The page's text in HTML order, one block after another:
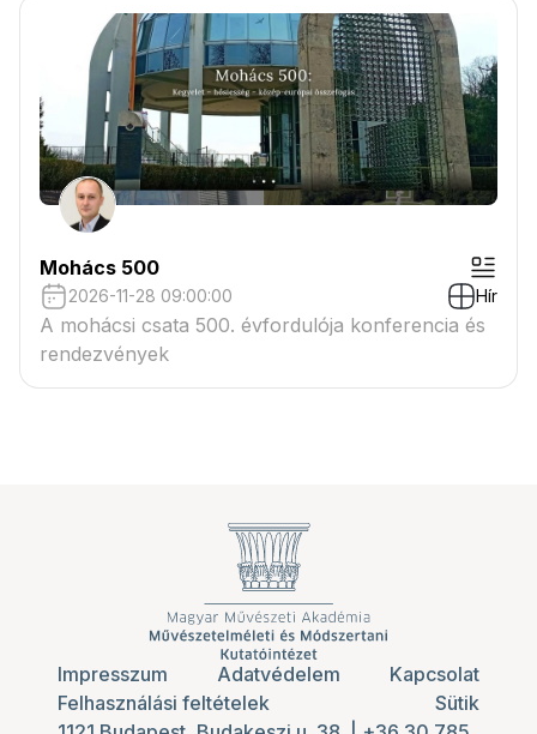
Mohács 500
2026-11-28 09:00:00 Hír
A mohácsi csata 500. évfordulója konferencia és
rendezvények
Impresszum Adatvédelem
Kapcsolat
Felhasználási feltételek
Sütik